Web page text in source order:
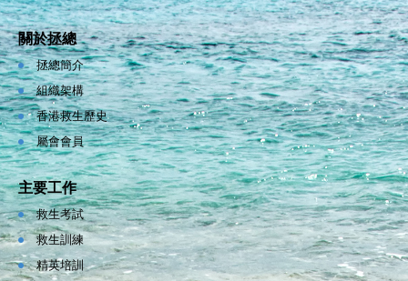
關於拯總
拯總簡介
組織架構
香港救生歷史
屬會會員
主要工作
救生考試
救生訓練
精英培訓